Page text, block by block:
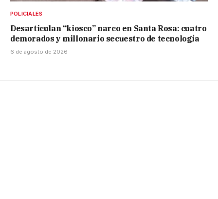
POLICIALES
Desarticulan “kiosco” narco en Santa Rosa: cuatro
demorados y millonario secuestro de tecnología
6 de agosto de 2026